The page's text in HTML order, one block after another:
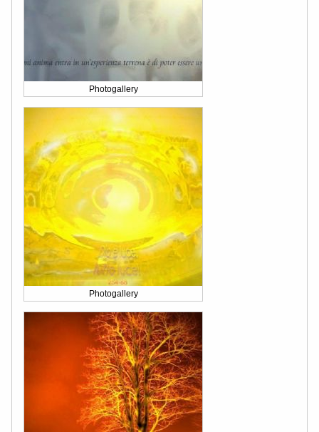
Photogallery
Photogallery